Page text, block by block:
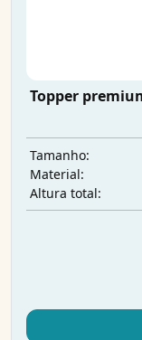
Topper
Tamanho:
Material:
Altura total: